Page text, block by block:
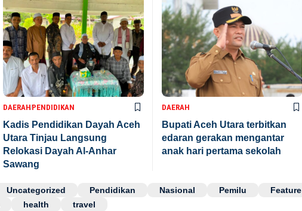
DAERAHPENDIDIKAN
Kadis Pendidikan Dayah Aceh
Utara Tinjau Langsung
Relokasi Dayah Al-Anhar
Sawang
DAERAH
Bupati Aceh Utara terbitkan
edaran gerakan mengantar
anak hari pertama sekolah
Uncategorized Pendidikan Nasional Pemilu Feature
health travel